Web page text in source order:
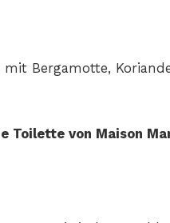
Bergamotte,
Toilette von Maison